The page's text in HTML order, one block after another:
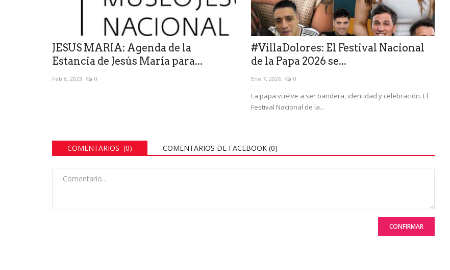
JESUS MARIA: Agenda de la
Estancia de Jesús María para...
Feb 8, 2023 0
#VillaDolores: El Festival Nacional
de la Papa 2026 se...
Ene 7, 2026 0
La papa vuelve a ser bandera, identidad y celebración. El
Festival Nacional de la...
COMENTARIOS (0) COMENTARIOS DE FACEBOOK (0)
CONFIRMAR